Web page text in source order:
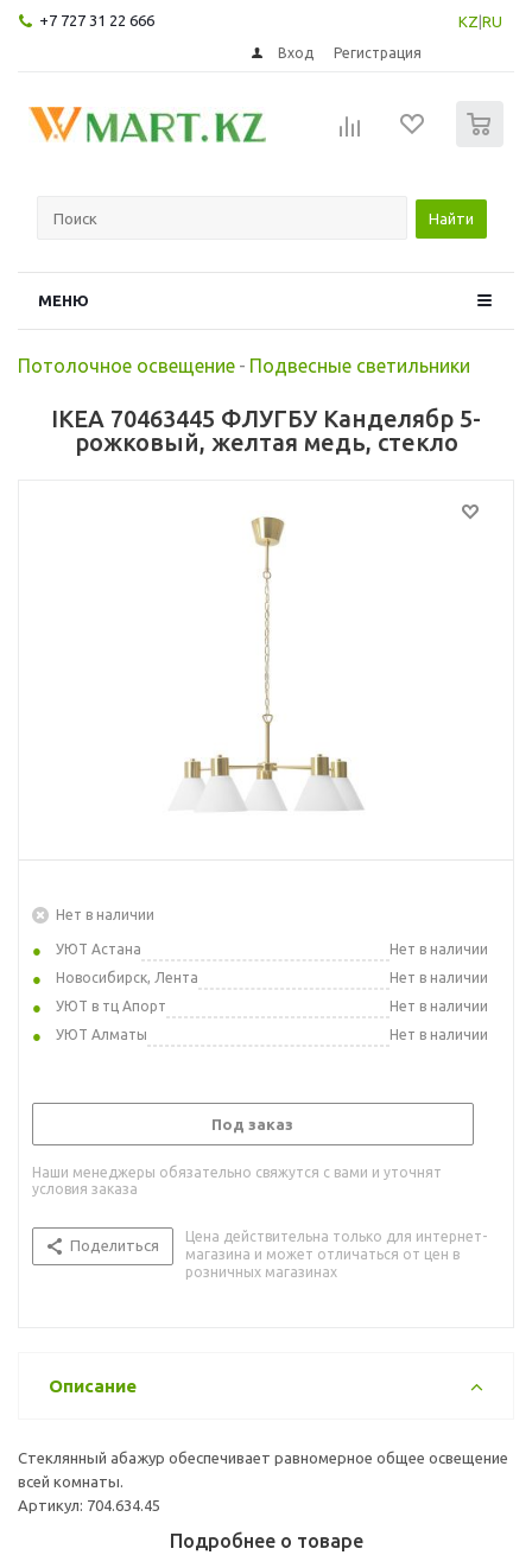
+7 727 31 22 666 KZ RU
Вход Регистрация
Найти
МЕНЮ
Потолочное освещение - Подвесные светильники
IKEA 70463445 ФЛУГБУ Канделябр 5-
рожковый, желтая медь, стекло
Нет в наличии
УЮТ Астана
Нет в наличии
Новосибирск, Лента
Нет в наличии
УЮТ в тц Апорт
Нет в наличии
УЮТ Алматы
Нет в наличии
Под заказ
Наши менеджеры обязательно свяжутся с вами и уточнят
условия заказа
Поделиться
Цена действительна только для интернет-
магазина и может отличаться от цен в
розничных магазинах
Описание
Стеклянный абажур обеспечивает равномерное общее освещение
всей комнаты.
Артикул: 704.634.45
Подробнее о товаре